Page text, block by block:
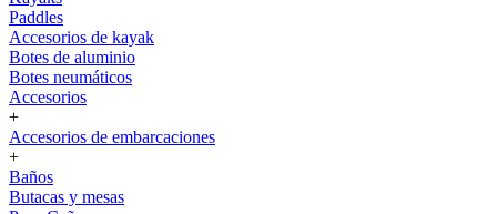
Paddles
Accesorios de kayak
Botes de aluminio
Botes neumáticos
Accesorios
+
Accesorios de embarcaciones
+
Baños
Butacas y mesas